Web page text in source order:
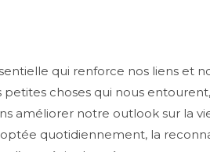
qui renforce nos liens
choses qui nous
améliorer notre outlook sur la
quotidiennement, la